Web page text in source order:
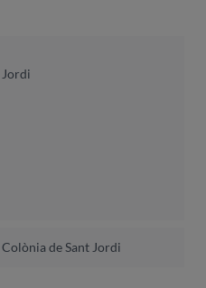
de Sant Jordi